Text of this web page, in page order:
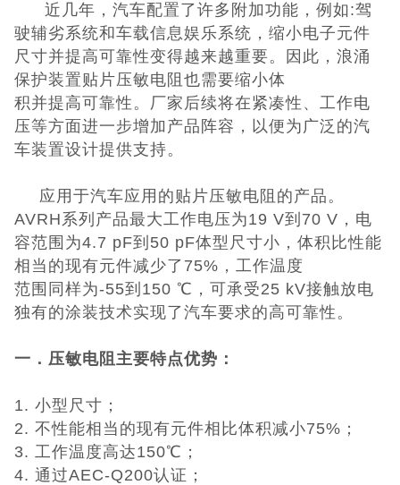
中国节能认证
CE认证
欧盟认证
日本PSE认证
ECE认证
低压电器3C认
证
ISO体系认证
美国认证
CCC认证
近几年，汽车配置了许多附加功能，例如:驾
驶辅劣系统和车载信息娱乐系统，缩小电子元件
尺寸并提高可靠性变得越来越重要。因此，浪涌
保护装置贴片压敏电阻也需要缩小体
积并提高可靠性。厂家后续将在紧凑性、工作电
压等方面进一步增加产品阵容，以便为广泛的汽
车装置设计提供支持。
应用于汽车应用的贴片压敏电阻的产品。
AVRH系列产品最大工作电压为19 V到70 V，电
容范围为4.7 pF到50 pF体型尺寸小，体积比性能
相当的现有元件减少了75%，工作温度
范围同样为-55到150 ℃，可承受25 kV接触放电
独有的涂装技术实现了汽车要求的高可靠性。
一．压敏电阻主要特点优势：
1. 小型尺寸；
2. 不性能相当的现有元件相比体积减小75%；
3. 工作温度高达150℃；
4. 通过AEC-Q200认证；